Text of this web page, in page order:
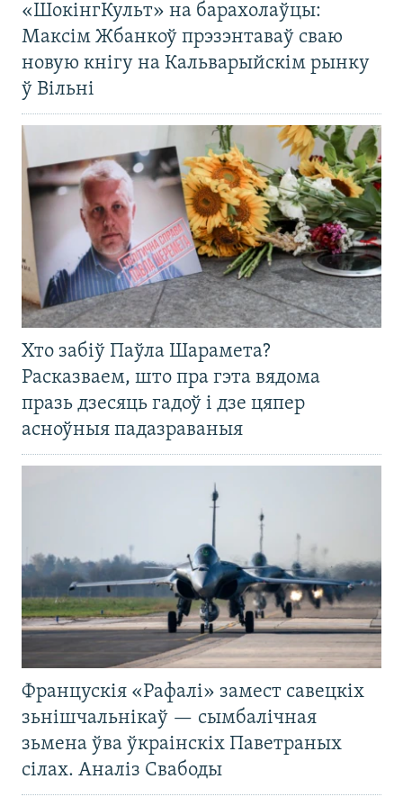
«ШокінгКульт» на барахолаўцы:
Максім Жбанкоў прэзэнтаваў сваю
новую кнігу на Кальварыйскім рынку
ў Вільні
Хто забіў Паўла Шарамета?
Расказваем, што пра гэта вядома
празь дзесяць гадоў і дзе цяпер
асноўныя падазраваныя
Францускія «Рафалі» замест савецкіх
зьнішчальнікаў — сымбалічная
зьмена ўва ўкраінскіх Паветраных
сілах. Аналіз Свабоды